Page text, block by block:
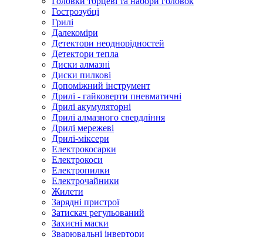
Гострозубці
Грилі
Далекоміри
Детектори неоднорідностей
Детектори тепла
Диски алмазні
Диски пилкові
Допоміжний інструмент
Дрилі - гайковерти пневматичні
Дрилі акумуляторні
Дрилі алмазного свердління
Дрилі мережеві
Дрилі-міксери
Електрокосарки
Електрокоси
Електропилки
Електрочайники
Жилети
Зарядні пристрої
Затискач регульований
Захисні маски
Зварювальні інвертори